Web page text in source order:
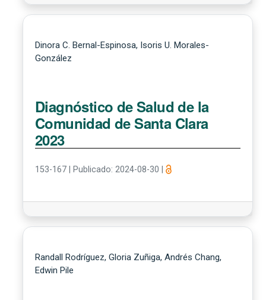
Dinora C. Bernal-Espinosa, Isoris U. Morales-
González
Diagnóstico de Salud de la
Comunidad de Santa Clara
2023
153-167 Publicado: 2024-08-30
Randall Rodríguez, Gloria Zuñiga, Andrés Chang,
Edwin Pile